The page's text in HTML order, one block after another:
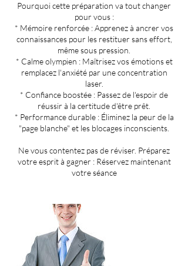
Pourquoi cette préparation va tout changer
pour vous :
* Mémoire renforcée : Apprenez à ancrer vos
connaissances pour les restituer sans effort,
même sous pression.
* Calme olympien : Maîtrisez vos émotions et
remplacez l'anxiété par une concentration
laser.
* Confiance boostée : Passez de l'espoir de
réussir à la certitude d'être prêt.
* Performance durable : Éliminez la peur de la
"page blanche" et les blocages inconscients.
Ne vous contentez pas de réviser. Préparez
votre esprit à gagner : Réservez maintenant
votre séance